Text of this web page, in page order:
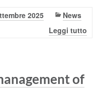
2025
News
Leggi tutto
of